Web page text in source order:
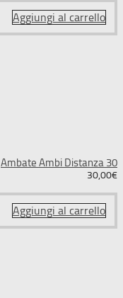
Aggiungi al carrello
Ambate Ambi Distanza 30
30,00€
Aggiungi al carrello